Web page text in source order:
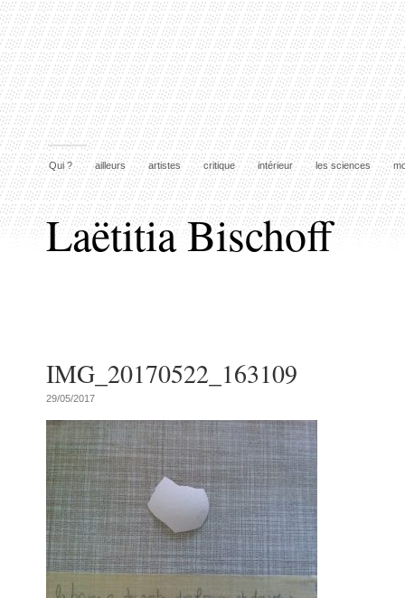
Qui ? ailleurs artistes critique intérieur les sciences
Laëtitia Bischoff
IMG_20170522_163109
29/05/2017